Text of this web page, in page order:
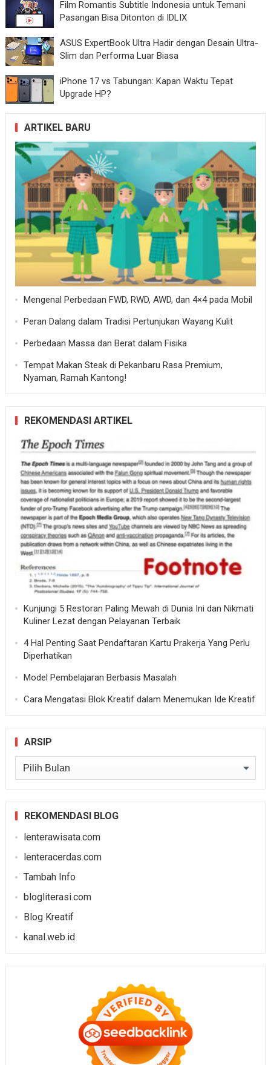
Film Romantis Subtitle Indonesia untuk Temani
Pasangan Bisa Ditonton di IDLIX
ASUS ExpertBook Ultra Hadir dengan Desain Ultra-
Slim dan Performa Luar Biasa
iPhone 17 vs Tabungan: Kapan Waktu Tepat
Upgrade HP?
ARTIKEL BARU
Mengenal Perbedaan FWD, RWD, AWD, dan 4×4 pada Mobil
Peran Dalang dalam Tradisi Pertunjukan Wayang Kulit
Perbedaan Massa dan Berat dalam Fisika
Tempat Makan Steak di Pekanbaru Rasa Premium,
Nyaman, Ramah Kantong!
REKOMENDASI ARTIKEL
Kunjungi 5 Restoran Paling Mewah di Dunia Ini dan Nikmati
Kuliner Lezat dengan Pelayanan Terbaik
4 Hal Penting Saat Pendaftaran Kartu Prakerja Yang Perlu
Diperhatikan
Model Pembelajaran Berbasis Masalah
Cara Mengatasi Blok Kreatif dalam Menemukan Ide Kreatif
ARSIP
Arsip
REKOMENDASI BLOG
lenterawisata.com
lenteracerdas.com
Tambah Info
blogliterasi.com
Blog Kreatif
kanal.web.id